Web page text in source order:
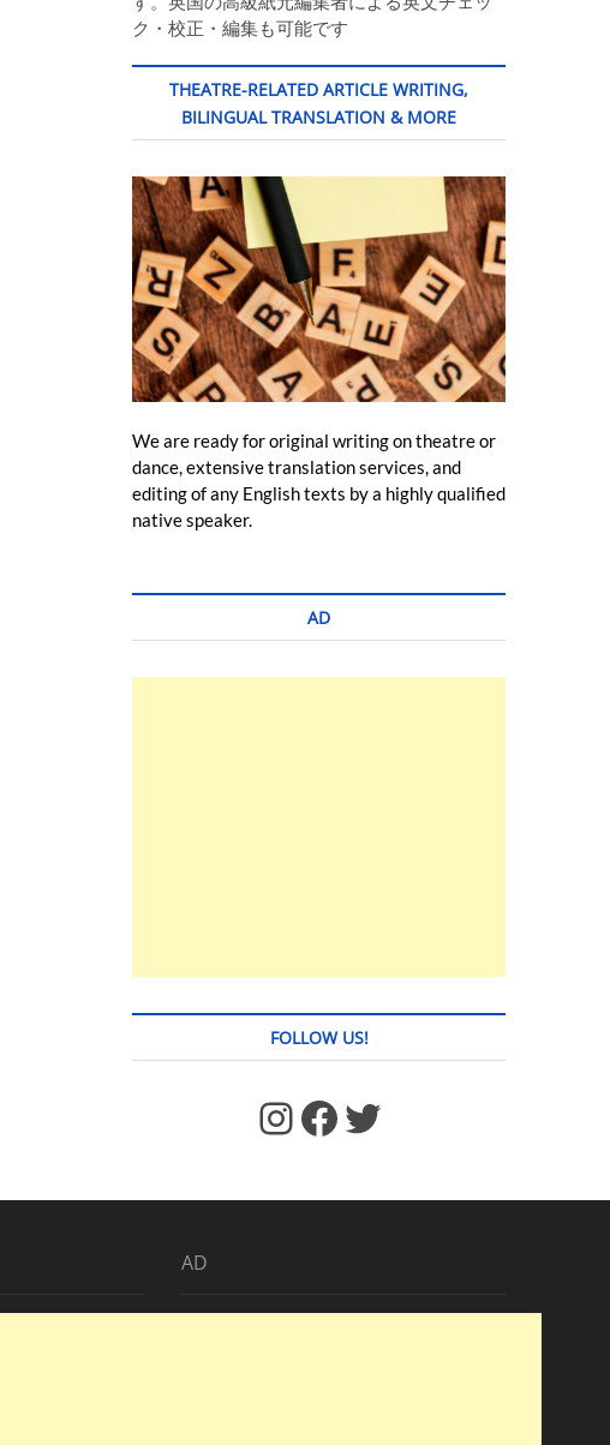
ク・校正・編集も可能です
THEATRE-RELATED ARTICLE WRITING,
BILINGUAL TRANSLATION & MORE
We are ready for original writing on theatre or
dance, extensive translation services, and
editing of any English texts by a highly qualified
native speaker.
AD
FOLLOW US!
https://www.facebook.com/jstages/ Facebook Twitter
AD